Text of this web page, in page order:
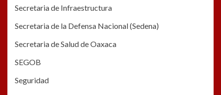
Secretaria de Infraestructura
Secretaria de la Defensa Nacional (Sedena)
Secretaria de Salud de Oaxaca
SEGOB
Seguridad